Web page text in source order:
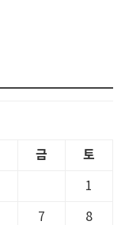
금 토
1
7 8